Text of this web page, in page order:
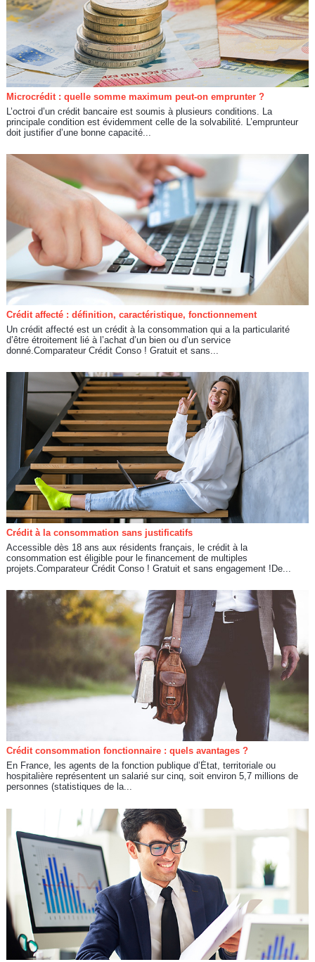
Microcrédit : quelle somme maximum peut-on emprunter ?
L’octroi d’un crédit bancaire est soumis à plusieurs conditions. La
principale condition est évidemment celle de la solvabilité. L’emprunteur
doit justifier d’une bonne capacité...
Crédit affecté : définition, caractéristique, fonctionnement
Un crédit affecté est un crédit à la consommation qui a la particularité
d’être étroitement lié à l’achat d’un bien ou d’un service
donné.Comparateur Crédit Conso ! Gratuit et sans...
Crédit à la consommation sans justificatifs
Accessible dès 18 ans aux résidents français, le crédit à la
consommation est éligible pour le financement de multiples
projets.Comparateur Crédit Conso ! Gratuit et sans engagement !De...
Crédit consommation fonctionnaire : quels avantages ?
En France, les agents de la fonction publique d’État, territoriale ou
hospitalière représentent un salarié sur cinq, soit environ 5,7 millions de
personnes (statistiques de la...